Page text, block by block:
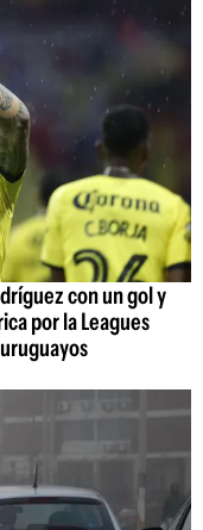
con un gol y
por la Leagues